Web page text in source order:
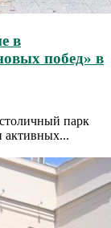
в
побед» в
парк
активных...